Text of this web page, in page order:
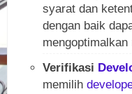
syarat dan
dengan baik
Verifikasi
memilih